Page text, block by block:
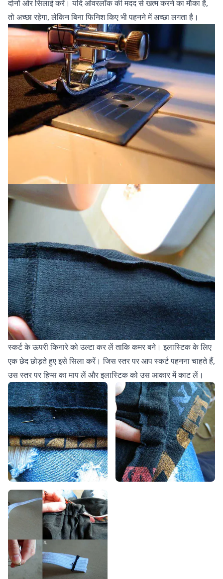
दोनों ओर सिलाई करें। यदि ओवरलॉक की मदद से खत्म करने का मौका है,
तो अच्छा रहेगा, लेकिन बिना फिनिश किए भी पहनने में अच्छा लगता है।
स्कर्ट के ऊपरी किनारे को उल्टा कर लें ताकि कमर बने। इलास्टिक के लिए
एक छेद छोड़ते हुए इसे सिला करें। जिस स्तर पर आप स्कर्ट पहनना चाहते हैं,
उस स्तर पर हिप्स का माप लें और इलास्टिक को उस आकार में काट लें।